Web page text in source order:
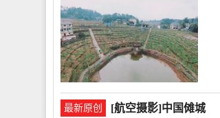
最新原创 [航空摄影]中国傩城